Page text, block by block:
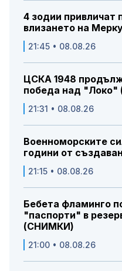
4 зодии привличат
влизането на
21:45 • 08.08.26
ЦСКА 1948
победа над "Локо"
21:31 • 08.08.26
Военноморските
години от
21:15 • 08.08.26
Бебета фламинго
"паспорти" в
(СНИМКИ)
21:00 • 08.08.26